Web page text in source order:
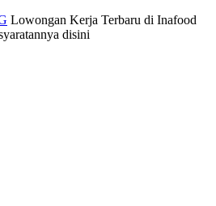
Lowongan Kerja Terbaru di Inafood
disini